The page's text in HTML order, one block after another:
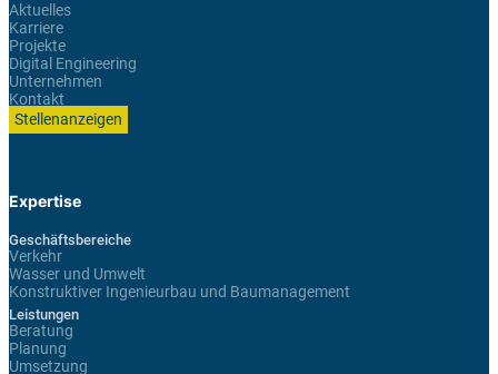
Aktuelles
Karriere
Projekte
Digital Engineering
Unternehmen
Kontakt
Stellenanzeigen
Expertise
Geschäftsbereiche
Verkehr
Wasser und Umwelt
Konstruktiver Ingenieurbau und Baumanagement
Leistungen
Beratung
Planung
Umsetzung